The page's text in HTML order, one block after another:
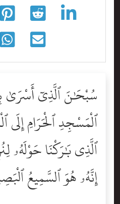
سُبْحَٰنَ ٱلَّذِىٓ أَسْرَىٰ
ٱلْمَسْجِدِ ٱلْحَرَامِ إِلَى
ٱلَّذِى بَٰرَكْنَا حَوْلَهُۥ
إِنَّهُۥ هُوَ ٱلسَّمِيعُ